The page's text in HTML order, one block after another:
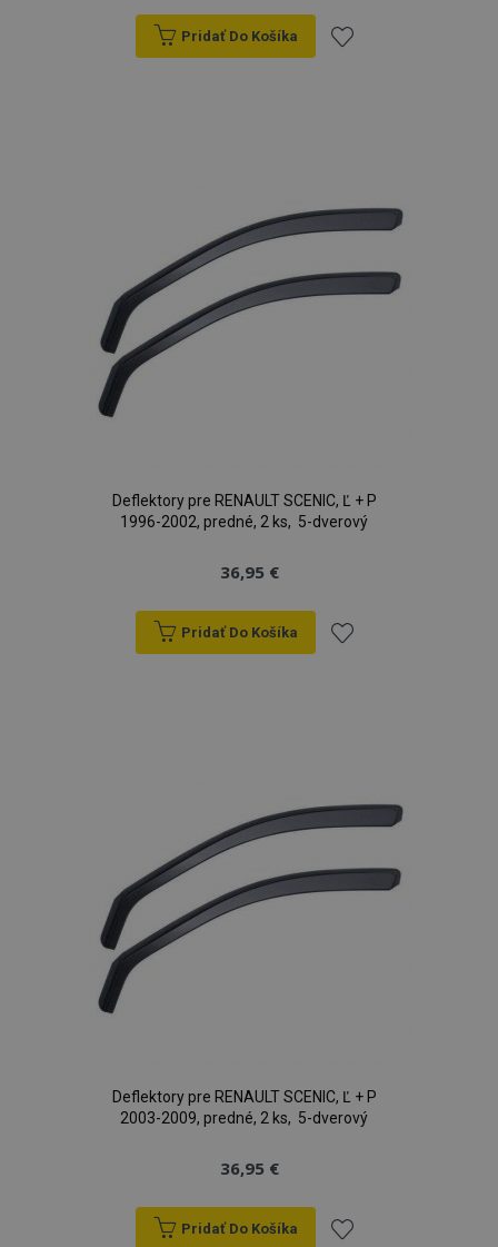
Pridať Do Košíka
prianí
Deflektory pre RENAULT SCENIC, Ľ + P
1996-2002, predné, 2 ks, 5-dverový
36,95 €
Pridať Do Košíka
prianí
Deflektory pre RENAULT SCENIC, Ľ + P
2003-2009, predné, 2 ks, 5-dverový
36,95 €
Pridať Do Košíka